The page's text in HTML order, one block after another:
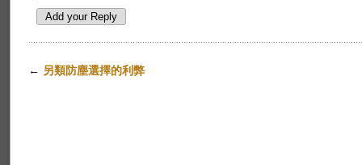
← 另類防塵選擇的利弊